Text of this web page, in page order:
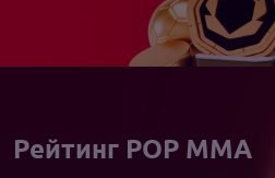
Рейтинг POP MMА